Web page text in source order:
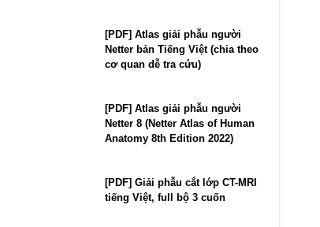
[PDF] Atlas giải phẫu người
Netter bản Tiếng Việt (chia theo
cơ quan dễ tra cứu)
[PDF] Atlas giải phẫu người
Netter 8 (Netter Atlas of Human
Anatomy 8th Edition 2022)
[PDF] Giải phẫu cắt lớp CT-MRI
tiếng Việt, full bộ 3 cuốn